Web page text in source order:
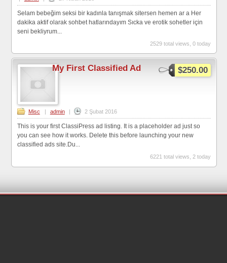
Selam bebeğim seksi bir kadınla tanışmak sitersen hemen ar a Her
dakika aktif olarak sohbet hatlarındayım Sıcka ve erotik sohetler için
seni bekliyrum...
2529 total views, 0 today
$250.00
My First Classified Ad
Misc admin 2 Şubat 2016
This is your first ClassiPress ad listing. It is a placeholder ad just so
you can see how it works. Delete this before launching your new
classified ads site.Du...
6221 total views, 2 today